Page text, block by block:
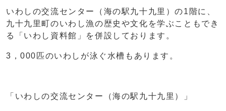
いわしの交流センター（海の駅九十九里）の1階に、
九十九里町のいわし漁の歴史や文化を学ぶこともでき
る「いわし資料館」を併設しております。
3，000匹のいわしが泳ぐ水槽もあります。
「いわしの交流センター（海の駅九十九里）」